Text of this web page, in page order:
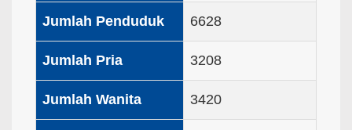
Jumlah Penduduk 6628
Jumlah Pria 3208
Jumlah Wanita 3420